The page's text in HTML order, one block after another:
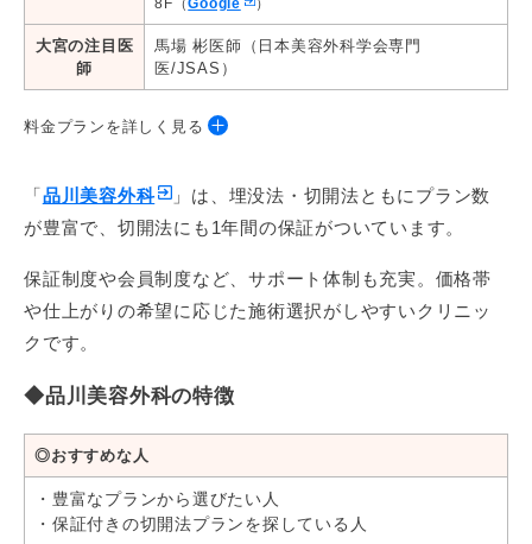
大宮の注目医
師
馬場 彬医師（日本美容外科学会専門
医/JSAS）
料金プランを詳しく見る
◆埋没法
二重術スーパークイック法
（両目）
22,000円 なし
二重術エバーナチュラル法（2
◆切開法
「品川美容外科
」は、埋没法・切開法ともにプラン数
が豊富で、切開法にも1年間の保証がついています。
保証制度や会員制度など、サポート体制も充実。価格帯
や仕上がりの希望に応じた施術選択がしやすいクリニッ
クです。
◆品川美容外科の特徴
◎おすすめな人
・豊富なプランから選びたい人
・保証付きの切開法プランを探している人